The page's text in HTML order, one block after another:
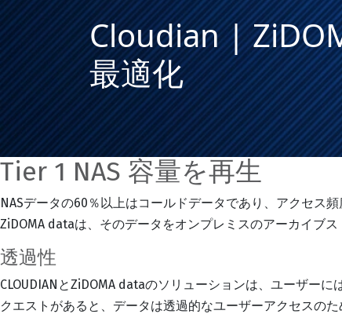
Cloudian |
最適化
Tier 1 NAS 容量を再生
NASデータの60％以上はコールドデータであり、アクセス
ZiDOMA dataは、そのデータをオンプレミスのアーカイブ
透過性
CLOUDIANとZiDOMA dataのソリューションは、ユーザー
クエストがあると、データは透過的なユーザーアクセスの